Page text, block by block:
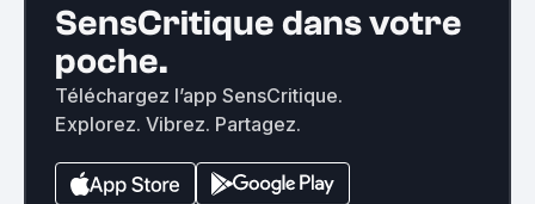
SensCritique dans votre
poche.
Téléchargez l’app SensCritique.
Explorez. Vibrez. Partagez.